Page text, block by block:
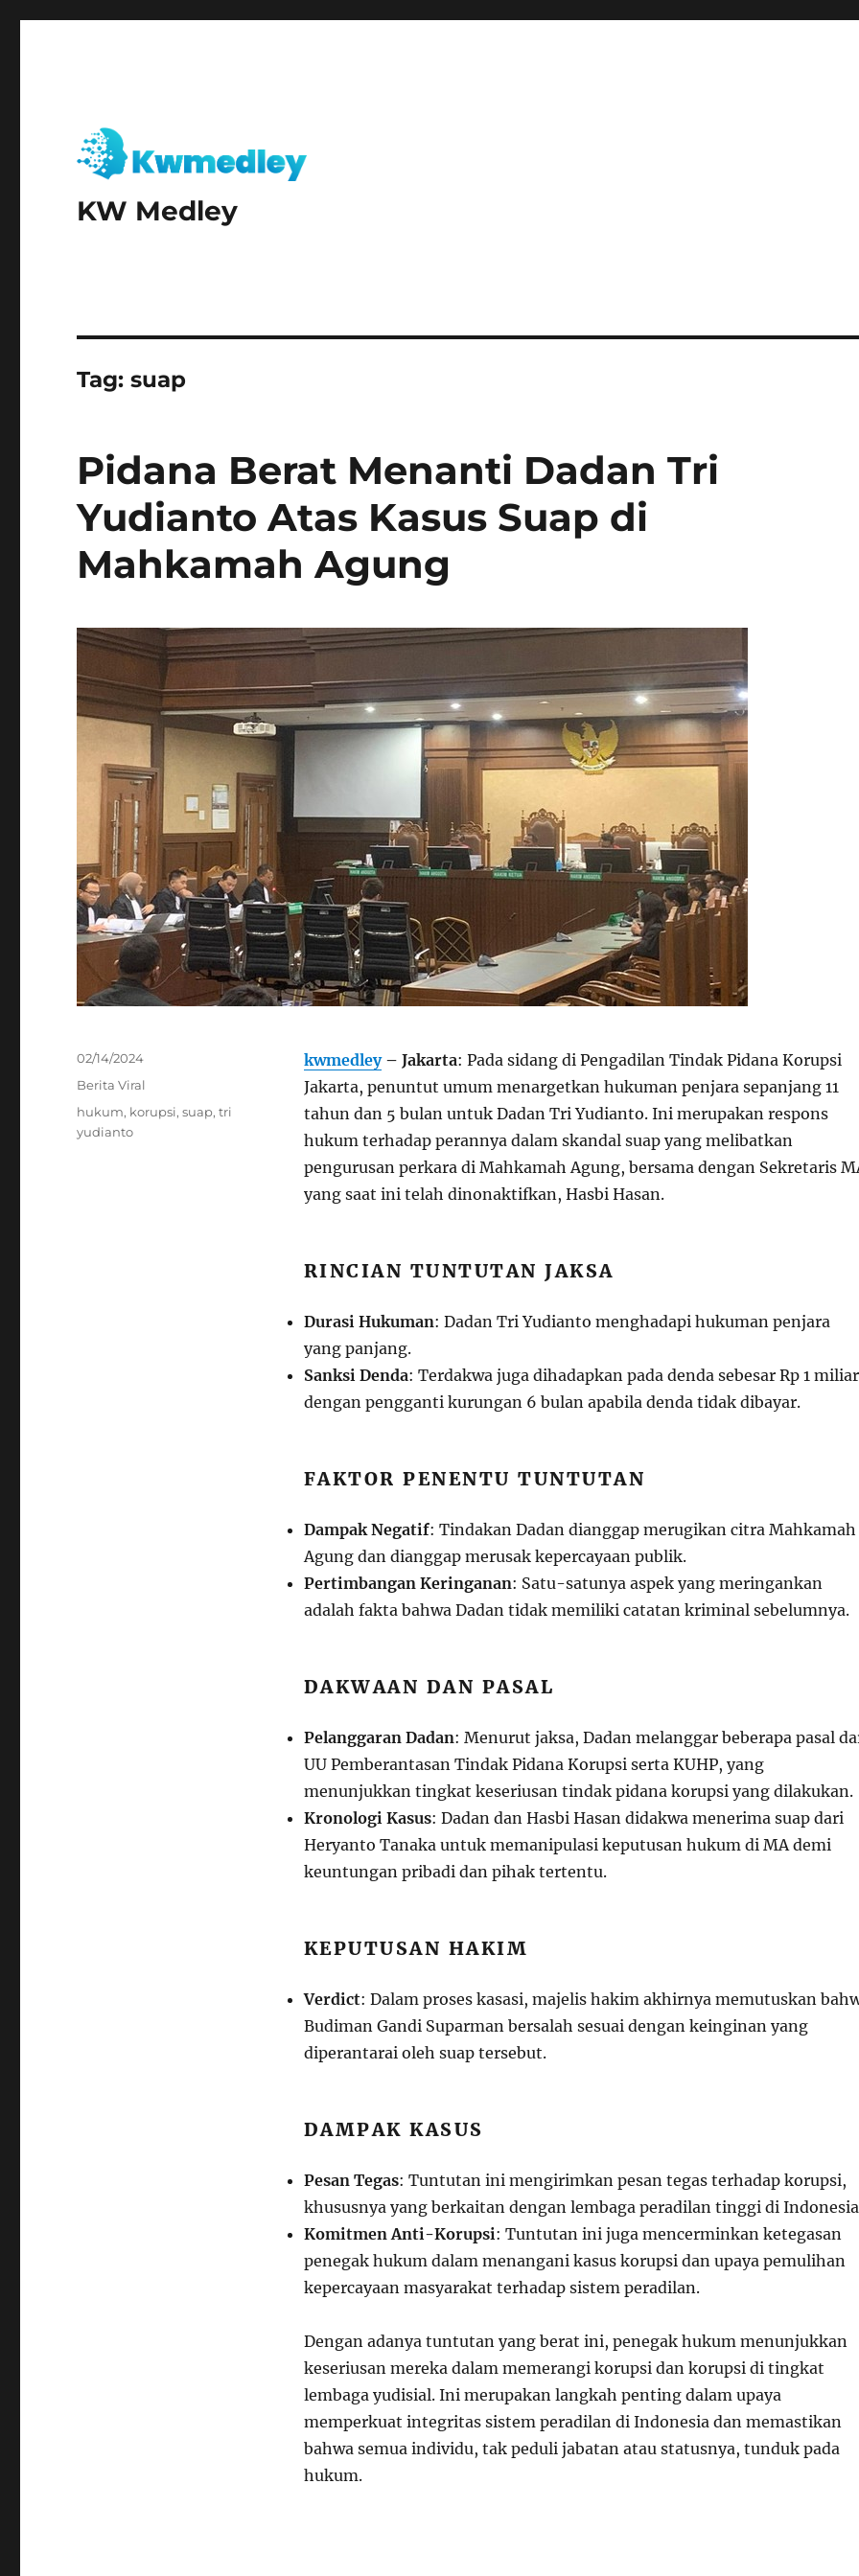
KW Medley
Tag:suap
Pidana Berat Menanti Dadan Tri
Yudianto Atas Kasus Suap di
Mahkamah Agung
kwmedley– Jakarta: Pada sidang di Pengadilan Tindak Pidana Korupsi
Jakarta, penuntut umum menargetkan hukuman penjara sepanjang 11
tahun dan 5 bulan untuk Dadan Tri Yudianto. Ini merupakan respons
hukum terhadap perannya dalam skandal suap yang melibatkan
pengurusan perkara di Mahkamah Agung, bersama dengan Sekretaris
yang saat ini telah dinonaktifkan, Hasbi Hasan.
RINCIAN TUNTUTAN JAKSA
Durasi Hukuman: Dadan Tri Yudianto menghadapi hukuman penjara
yang panjang.
Sanksi Denda: Terdakwa juga dihadapkan pada denda sebesar Rp 1
dengan pengganti kurungan 6 bulan apabila denda tidak dibayar.
FAKTOR PENENTU TUNTUTAN
Dampak Negatif: Tindakan Dadan dianggap merugikan citra Mahkamah
Agung dan dianggap merusak kepercayaan publik.
Pertimbangan Keringanan: Satu-satunya aspek yang meringankan
adalah fakta bahwa Dadan tidak memiliki catatan kriminal sebelumnya.
DAKWAAN DAN PASAL
Pelanggaran Dadan: Menurut jaksa, Dadan melanggar beberapa pasal
UU Pemberantasan Tindak Pidana Korupsi serta KUHP, yang
menunjukkan tingkat keseriusan tindak pidana korupsi yang dilakukan.
Kronologi Kasus: Dadan dan Hasbi Hasan didakwa menerima suap dari
Heryanto Tanaka untuk memanipulasi keputusan hukum di MA demi
keuntungan pribadi dan pihak tertentu.
KEPUTUSAN HAKIM
Verdict: Dalam proses kasasi, majelis hakim akhirnya memutuskan
Budiman Gandi Suparman bersalah sesuai dengan keinginan yang
diperantarai oleh suap tersebut.
DAMPAK KASUS
Pesan Tegas: Tuntutan ini mengirimkan pesan tegas terhadap korupsi,
khususnya yang berkaitan dengan lembaga peradilan tinggi di
Komitmen Anti-Korupsi: Tuntutan ini juga mencerminkan ketegasan
penegak hukum dalam menangani kasus korupsi dan upaya pemulihan
kepercayaan masyarakat terhadap sistem peradilan.
Dengan adanya tuntutan yang berat ini, penegak hukum menunjukkan
keseriusan mereka dalam memerangi korupsi dan korupsi di tingkat
lembaga yudisial. Ini merupakan langkah penting dalam upaya
memperkuat integritas sistem peradilan di Indonesia dan memastikan
bahwa semua individu, tak peduli jabatan atau statusnya, tunduk pada
hukum.
Posted
02/14/2024
Categories
Berita Viral
Tags
hukum, korupsi,suap,tri
yudianto